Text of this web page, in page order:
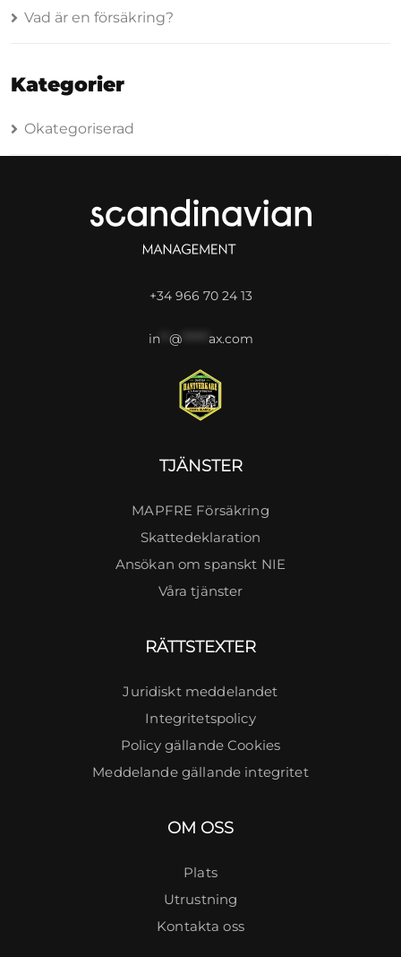
Vad är en försäkring?
Kategorier
Okategoriserad
+34 966 70 24 13
in** @****** ax.com
TJÄNSTER
MAPFRE Försäkring
Skattedeklaration
Ansökan om spanskt NIE
Våra tjänster
RÄTTSTEXTER
Juridiskt meddelandet
Integritetspolicy
Policy gällande Cookies
Meddelande gällande integritet
OM OSS
Plats
Utrustning
Kontakta oss